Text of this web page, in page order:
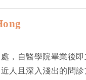
，自醫學院畢業後
人且深入淺出的問